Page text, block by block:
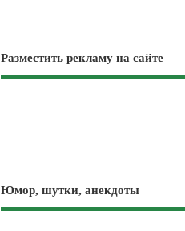
Разместить рекламу на сайте
Юмор, шутки, анекдоты